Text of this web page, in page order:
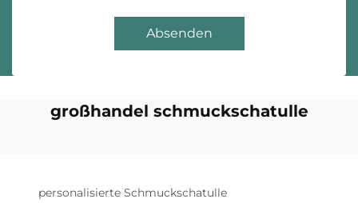
Absenden
großhandel schmuckschatulle
personalisierte Schmuckschatulle